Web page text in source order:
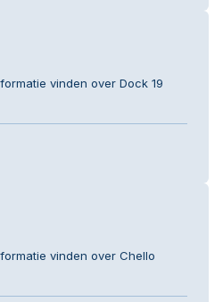
vinden over Dock 19
vinden over Chello